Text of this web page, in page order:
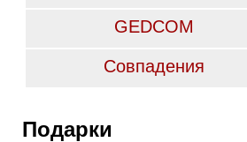
GEDCOM
Совпадения
Подарки